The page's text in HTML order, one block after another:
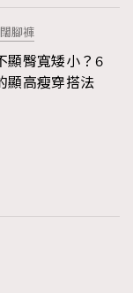
文藝代表
闊腳褲
顯臀寬矮小？6
顯高瘦穿搭法